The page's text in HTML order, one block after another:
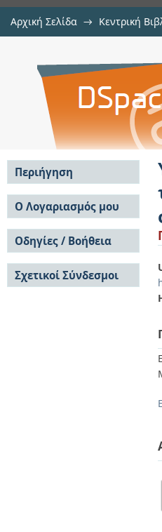
Αρχική Σελίδα → Κεντρική
Υπολογιστική
συμπεριφορά
Περιήγηση
Σε όλο το DSpace
Κοινότητες & Συλλογές
Ανά Ημερομηνία
Έκδοσης
Συγγραφείς
Τίτλοι
Θέματα
Ο Λογαριασμός μου
Σύνδεση
Εγγραφή
Οδηγίες / Βοήθεια
Οδηγίες Υποβολής
Οδηγίες Χρήσης ΙΑ
Συχνές Ερωτήσεις
Σχετικοί Σύνδεσμοι